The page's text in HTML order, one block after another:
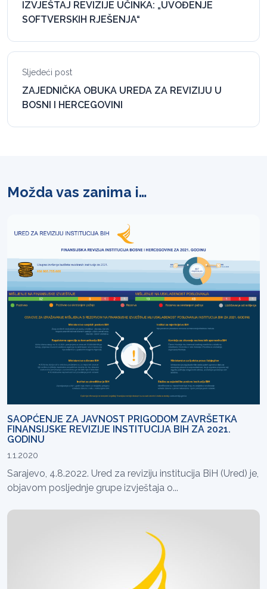
IZVJEŠTAJ REVIZIJE UČINKA: „UVOĐENJE
SOFTVERSKIH RJEŠENJA“
Sljedeći post
ZAJEDNIČKA OBUKA UREDA ZA REVIZIJU U
BOSNI I HERCEGOVINI
Možda vas zanima i…
SAOPĆENJE ZA JAVNOST PRIGODOM ZAVRŠETKA
FINANSIJSKE REVIZIJE INSTITUCIJA BIH ZA 2021.
GODINU
1.1.2020
Sarajevo, 4.8.2022. Ured za reviziju institucija BiH (Ured) je,
objavom posljednje grupe izvještaja o...